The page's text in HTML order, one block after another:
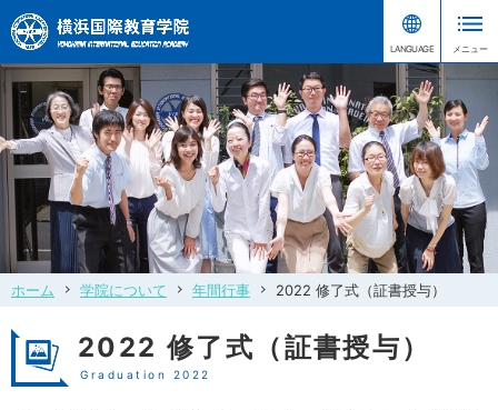
ホーム 学院について 年間行事 2022 修了式（証書授与）
2022 修了式（証書授与）
Graduation 2022